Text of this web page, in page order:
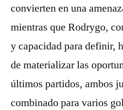
convierten en una
mientras que Rodrygo,
y capacidad para definir,
de materializar las
últimos partidos, ambos
combinado para varios